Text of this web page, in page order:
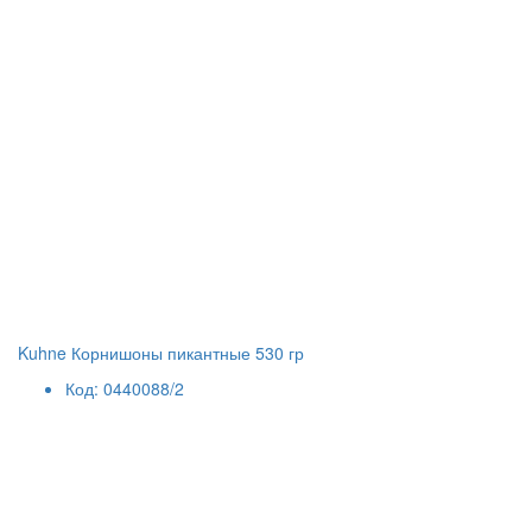
Kuhne Корнишоны пикантные 530 гр
Код: 0440088/2